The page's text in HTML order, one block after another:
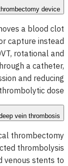
device?
a blood clot
capture instead
rotational and
a catheter,
and reducing
thrombolytic dose.
vein thrombosis?
thrombectomy
thrombolysis
venous stents to